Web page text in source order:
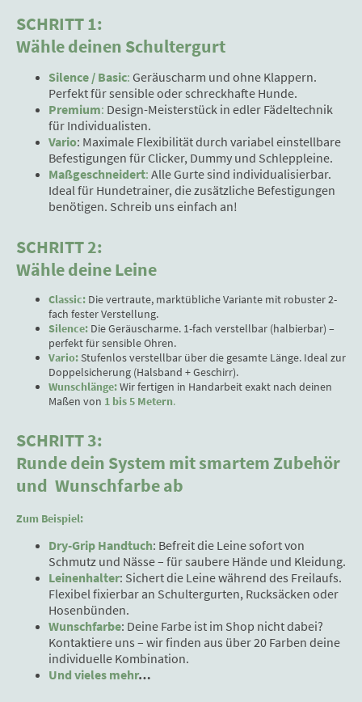
SCHRITT 1:
Wähle deinen Schultergurt
Silence / Basic: Geräuscharm und ohne Klappern.
Perfekt für sensible oder schreckhafte Hunde.
Premium: Design-Meisterstück in edler Fädeltechnik
für Individualisten.
Vario: Maximale Flexibilität durch variabel einstellbare
Befestigungen für Clicker, Dummy und Schleppleine.
Maßgeschneidert: Alle Gurte sind individualisierbar.
Ideal für Hundetrainer, die zusätzliche Befestigungen
benötigen. Schreib uns einfach an!
SCHRITT 2:
Wähle deine Leine
Classic: Die vertraute, marktübliche Variante mit robuster 2-
fach fester Verstellung.
Silence: Die Geräuscharme. 1-fach verstellbar (halbierbar) –
perfekt für sensible Ohren.
Vario:Stufenlos verstellbar über die gesamte Länge. Ideal zur
Doppelsicherung (Halsband + Geschirr).
Wunschlänge:Wir fertigen in Handarbeit exakt nach deinen
Maßen von 1 bis 5 Metern.
SCHRITT 3:
Runde dein System mit smartem Zubehör
und Wunschfarbe ab
Zum Beispiel:
Dry-Grip Handtuch: Befreit die Leine sofort von
Schmutz und Nässe – für saubere Hände und Kleidung.
Leinenhalter: Sichert die Leine während des Freilaufs.
Flexibel fixierbar an Schultergurten, Rucksäcken oder
Hosenbünden.
Wunschfarbe: Deine Farbe ist im Shop nicht dabei?
Kontaktiere uns – wir finden aus über 20 Farben deine
individuelle Kombination.
Und vieles mehr…